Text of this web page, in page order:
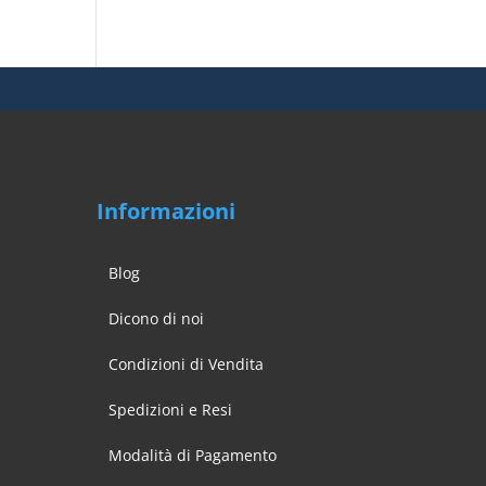
Informazioni
Blog
Dicono di noi
Condizioni di Vendita
Spedizioni e Resi
Modalità di Pagamento